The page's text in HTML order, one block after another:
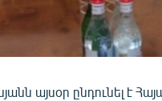
այսօր ընդունել է